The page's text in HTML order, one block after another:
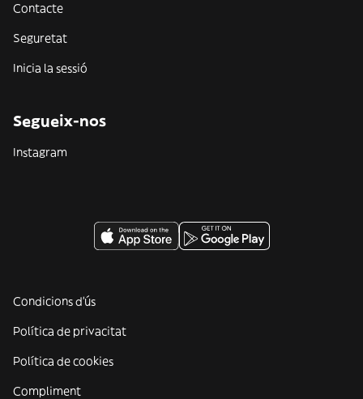
Contacte
Seguretat
Inicia la sessió
Segueix-nos
Instagram
Condicions d'ús
Política de privacitat
Política de cookies
Compliment